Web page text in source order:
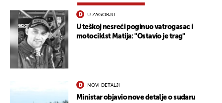
U ZAGORJU
U teškoj nesreći poginuo vatrogasac i
motociklst Matija: "Ostavio je trag"
NOVI DETALJI
Ministar objavio nove detalje o sudaru